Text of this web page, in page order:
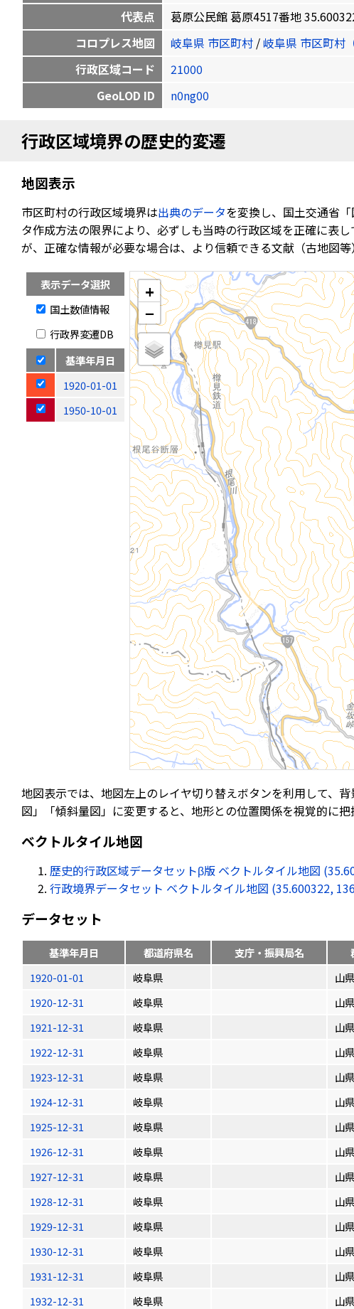
代表点
葛原公民館 葛原4517番地
コロプレス地図
岐阜県 市区町村 /岐阜県 市区町村
行政区域コード
21000
GeoLOD ID
n0ng00
行政区域境界の歴史的変遷
地図表示
市区町村の行政区域境界は出典のデータを変換し、国土交通省
タ作成方法の限界により、必ずしも当時の行政区域を正確に表
が、正確な情報が必要な場合は、より信頼できる文献（古地図等
表示データ選択
国土数値情報
行政界変遷DB
基準年月日
1920-01-01
1950-10-01
+
−
地図表示では、地図左上のレイヤ切り替えボタンを利用して、
図」「傾斜量図」に変更すると、地形との位置関係を視覚的に把
ベクトルタイル地図
歴史的行政区域データセットβ版 ベクトルタイル地図
行政境界データセット ベクトルタイル地図 (35.600322,
データセット
基準年月日 都道府県名 支庁・振興局名
1920-01-01
岐阜県 山
1920-12-31
岐阜県 山
1921-12-31
岐阜県 山
1922-12-31
岐阜県 山
1923-12-31
岐阜県 山
1924-12-31
岐阜県 山
1925-12-31
岐阜県 山
1926-12-31
岐阜県 山
1927-12-31
岐阜県 山
1928-12-31
岐阜県 山
1929-12-31
岐阜県 山
1930-12-31
岐阜県 山
1931-12-31
岐阜県 山
1932-12-31
岐阜県 山